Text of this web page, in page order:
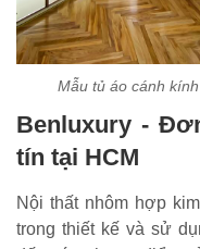
Mẫu tủ áo cánh
Benluxury -
tín tại HCM
Nội thất nhôm hợp
trong thiết kế và sử